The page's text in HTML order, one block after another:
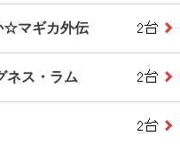
☆マギカ外伝
ネス・ラム